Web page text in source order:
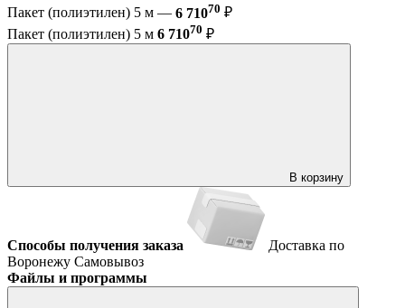
Пакет (полиэтилен) 5 м — 6 71070 ₽
Пакет (полиэтилен) 5 м 6 71070 ₽
В корзину
Способы получения заказа
Доставка по
Воронежу Самовывоз
Файлы и программы